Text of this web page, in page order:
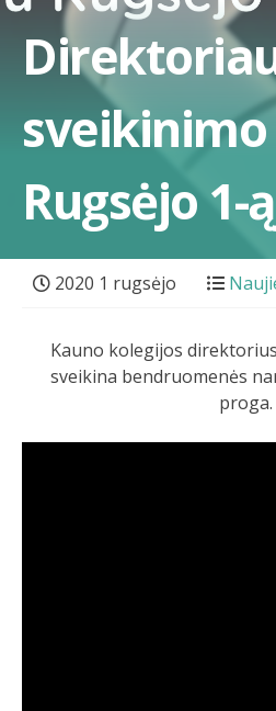
sveikinimo
Rugsėjo 1-
2020 1 rugsėjo
Kauno kolegijos
sveikina bendruomenės
proga.